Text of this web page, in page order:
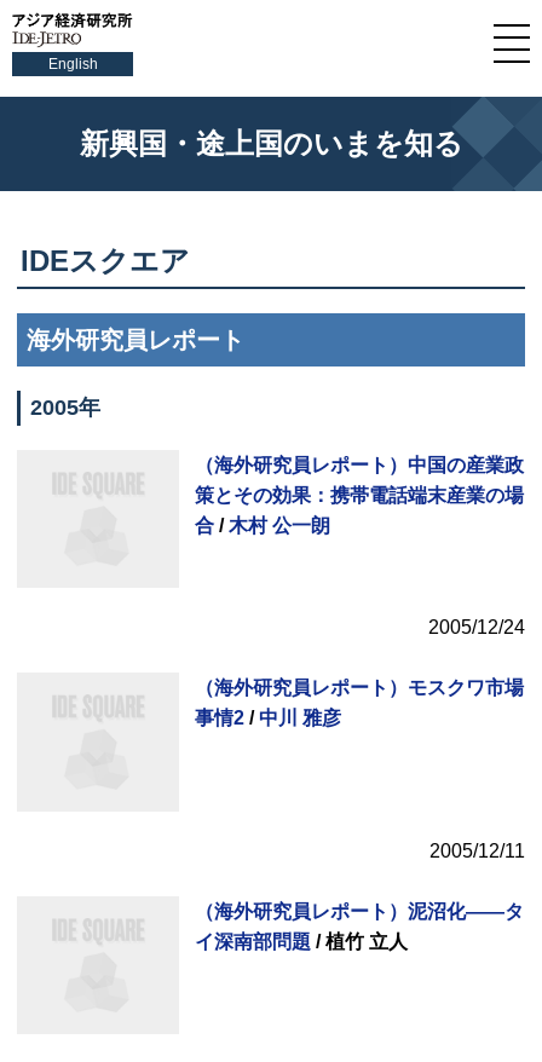
English
新興国・途上国のいまを知る
IDEスクエア
海外研究員レポート
2005年
（海外研究員レポート）中国の産業政
策とその効果：携帯電話端末産業の場
合/木村 公一朗
2005/12/24
（海外研究員レポート）モスクワ市場
事情2/中川 雅彦
2005/12/11
（海外研究員レポート）泥沼化——タ
イ深南部問題 / 植竹 立人